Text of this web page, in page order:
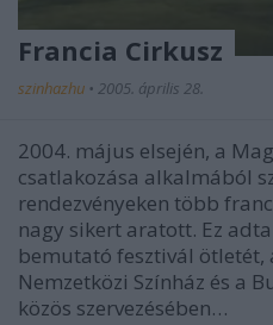
Francia Cirkusz
szinhazhu • 2005. április 28.
2004. május elsején, a
csatlakozása alkalmából
rendezvényeken több
nagy sikert aratott. Ez
bemutató fesztivál ötletét,
Nemzetközi Színház és a
közös szervezésében…